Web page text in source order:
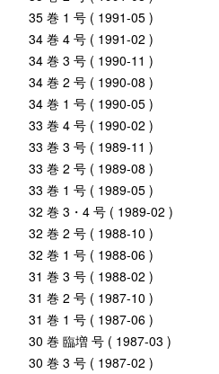
35 巻 1 号 ( 1991-05 )
34 巻 4 号 ( 1991-02 )
34 巻 3 号 ( 1990-11 )
34 巻 2 号 ( 1990-08 )
34 巻 1 号 ( 1990-05 )
33 巻 4 号 ( 1990-02 )
33 巻 3 号 ( 1989-11 )
33 巻 2 号 ( 1989-08 )
33 巻 1 号 ( 1989-05 )
32 巻 3・4 号 ( 1989-02 )
32 巻 2 号 ( 1988-10 )
32 巻 1 号 ( 1988-06 )
31 巻 3 号 ( 1988-02 )
31 巻 2 号 ( 1987-10 )
31 巻 1 号 ( 1987-06 )
30 巻 臨増 号 ( 1987-03 )
30 巻 3 号 ( 1987-02 )